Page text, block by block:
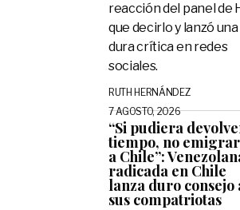
reacción del panel de
que decirlo y lanzó una
dura crítica en redes
sociales.
RUTH HERNÁNDEZ
7 AGOSTO, 2026
“Si pudiera
tiempo, no
a Chile”:
radicada en Chile
lanza duro consejo
sus compatriotas